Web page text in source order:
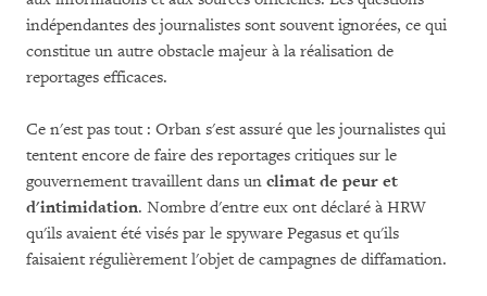
indépendantes des journalistes sont souvent ignorées, ce qui
constitue un autre obstacle majeur à la réalisation de
reportages efficaces.
Ce n'est pas tout : Orban s'est assuré que les journalistes qui
tentent encore de faire des reportages critiques sur le
gouvernement travaillent dans un climat de peur et
d'intimidation. Nombre d'entre eux ont déclaré à HRW
qu'ils avaient été visés par le spyware Pegasus et qu'ils
faisaient régulièrement l'objet de campagnes de diffamation.